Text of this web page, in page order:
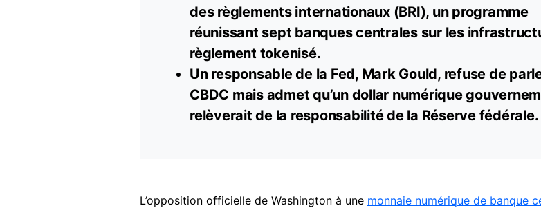
des règlements internationaux (BRI), un programme
réunissant sept banques centrales sur les
règlement tokenisé.
Un responsable de la Fed, Mark Gould, refuse de
CBDC mais admet qu’un dollar numérique
relèverait de la responsabilité de la Réserve fédérale.
L’opposition officielle de Washington à une monnaie numérique de banque